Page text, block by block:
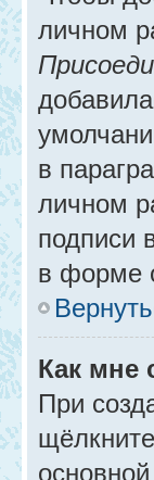
личном
в
личном
подписи
в форме
Как мне
При